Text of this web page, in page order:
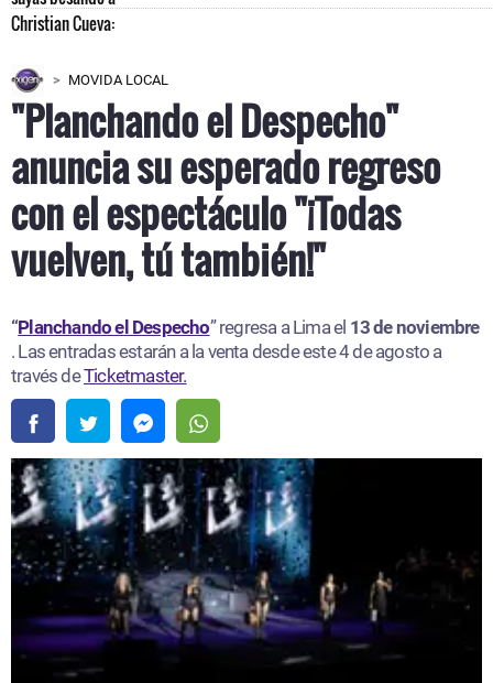
MOVIDA LOCAL
"Planchando el Despecho"
anuncia su esperado regreso
con el espectáculo "¡Todas
vuelven, tú también!"
“Planchando el Despecho” regresa a Lima el 13 de noviembre
. Las entradas estarán a la venta desde este 4 de agosto a
través deTicketmaster.